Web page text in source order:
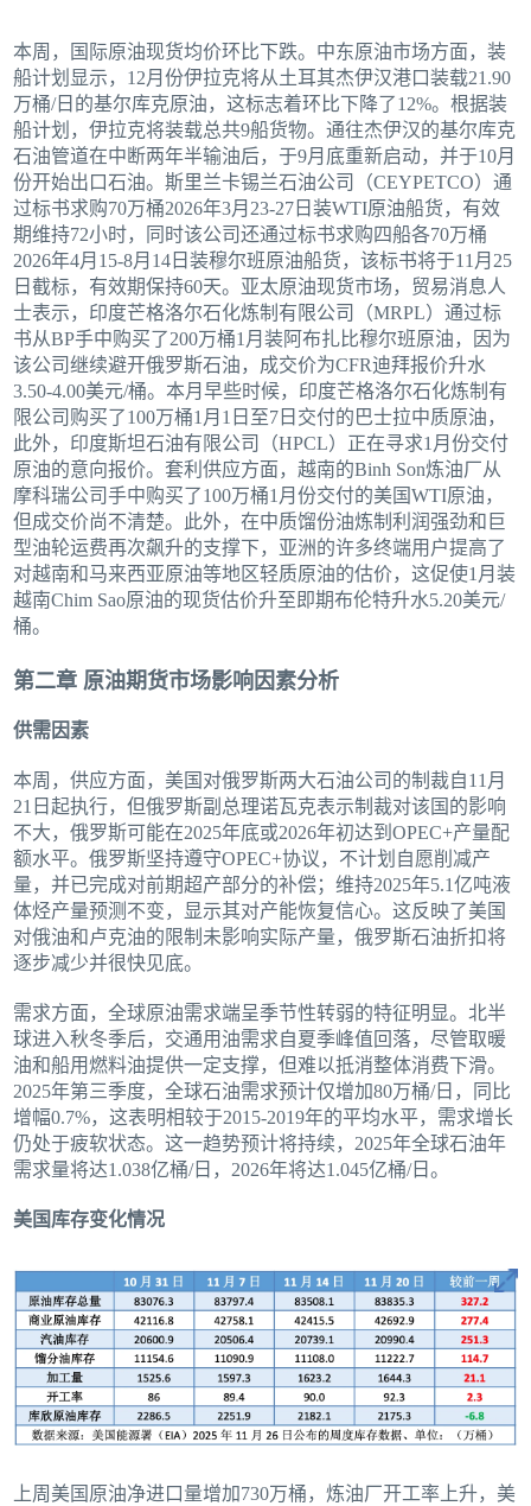
本周，国际原油现货均价环比下跌。中东原油市场方面，装
船计划显示，12月份伊拉克将从土耳其杰伊汉港口装载21.90
万桶/日的基尔库克原油，这标志着环比下降了12%。根据装
船计划，伊拉克将装载总共9船货物。通往杰伊汉的基尔库克
石油管道在中断两年半输油后，于9月底重新启动，并于10月
份开始出口石油。斯里兰卡锡兰石油公司（CEYPETCO）通
过标书求购70万桶2026年3月23-27日装WTI原油船货，有效
期维持72小时，同时该公司还通过标书求购四船各70万桶
2026年4月15-8月14日装穆尔班原油船货，该标书将于11月25
日截标，有效期保持60天。亚太原油现货市场，贸易消息人
士表示，印度芒格洛尔石化炼制有限公司（MRPL）通过标
书从BP手中购买了200万桶1月装阿布扎比穆尔班原油，因为
该公司继续避开俄罗斯石油，成交价为CFR迪拜报价升水
3.50-4.00美元/桶。本月早些时候，印度芒格洛尔石化炼制有
限公司购买了100万桶1月1日至7日交付的巴士拉中质原油，
此外，印度斯坦石油有限公司（HPCL）正在寻求1月份交付
原油的意向报价。套利供应方面，越南的Binh Son炼油厂从
摩科瑞公司手中购买了100万桶1月份交付的美国WTI原油，
但成交价尚不清楚。此外，在中质馏份油炼制利润强劲和巨
型油轮运费再次飙升的支撑下，亚洲的许多终端用户提高了
对越南和马来西亚原油等地区轻质原油的估价，这促使1月装
越南Chim Sao原油的现货估价升至即期布伦特升水5.20美元/
桶。
第二章 原油期货市场影响因素分析
供需因素
本周，供应方面，美国对俄罗斯两大石油公司的制裁自11月
21日起执行，但俄罗斯副总理诺瓦克表示制裁对该国的影响
不大，俄罗斯可能在2025年底或2026年初达到OPEC+产量配
额水平。俄罗斯坚持遵守OPEC+协议，不计划自愿削减产
量，并已完成对前期超产部分的补偿；维持2025年5.1亿吨液
体烃产量预测不变，显示其对产能恢复信心。这反映了美国
对俄油和卢克油的限制未影响实际产量，俄罗斯石油折扣将
逐步减少并很快见底。
需求方面，全球原油需求端呈季节性转弱的特征明显。北半
球进入秋冬季后，交通用油需求自夏季峰值回落，尽管取暖
油和船用燃料油提供一定支撑，但难以抵消整体消费下滑。
2025年第三季度，全球石油需求预计仅增加80万桶/日，同比
增幅0.7%，这表明相较于2015-2019年的平均水平，需求增长
仍处于疲软状态。这一趋势预计将持续，2025年全球石油年
需求量将达1.038亿桶/日，2026年将达1.045亿桶/日。
美国库存变化情况
上周美国原油净进口量增加730万桶，炼油厂开工率上升，美